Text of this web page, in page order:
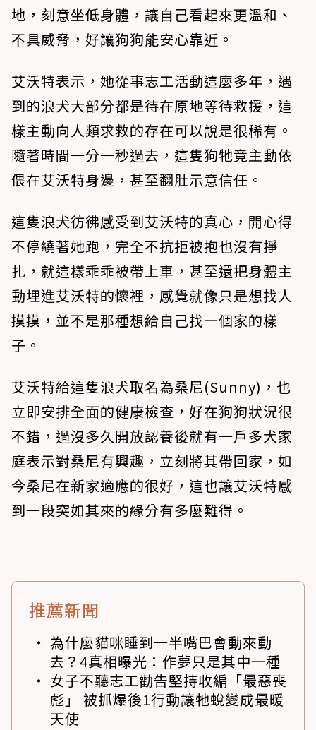
地，刻意坐低身體，讓自己看起來更溫和、
不具威脅，好讓狗狗能安心靠近。
艾沃特表示，她從事志工活動這麼多年，遇
到的浪犬大部分都是待在原地等待救援，這
樣主動向人類求救的存在可以說是很稀有。
隨著時間一分一秒過去，這隻狗牠竟主動依
偎在艾沃特身邊，甚至翻肚示意信任。
這隻浪犬彷彿感受到艾沃特的真心，開心得
不停繞著她跑，完全不抗拒被抱也沒有掙
扎，就這樣乖乖被帶上車，甚至還把身體主
動埋進艾沃特的懷裡，感覺就像只是想找人
摸摸，並不是那種想給自己找一個家的樣
子。
艾沃特給這隻浪犬取名為桑尼(Sunny)，也
立即安排全面的健康檢查，好在狗狗狀況很
不錯，過沒多久開放認養後就有一戶多犬家
庭表示對桑尼有興趣，立刻將其帶回家，如
今桑尼在新家適應的很好，這也讓艾沃特感
到一段突如其來的緣分有多麼難得。
推薦新聞
為什麼貓咪睡到一半嘴巴會動來動
去？4真相曝光：作夢只是其中一種
女子不聽志工勸告堅持收編「最惡喪
彪」 被抓爆後1行動讓牠蛻變成最暖
天使